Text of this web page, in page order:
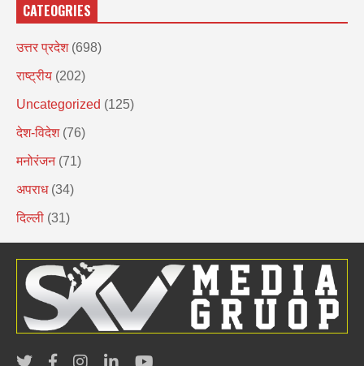
CATEOGRIES
उत्तर प्रदेश (698)
राष्ट्रीय (202)
Uncategorized (125)
देश-विदेश (76)
मनोरंजन (71)
अपराध (34)
दिल्ली (31)